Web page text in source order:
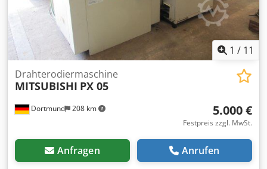
1 / 11
Dortmund 208 km
Drahterodiermaschine
MITSUBISHI PX 05
5.000 €
Festpreis zzgl. MwSt.
Anfragen Anrufen